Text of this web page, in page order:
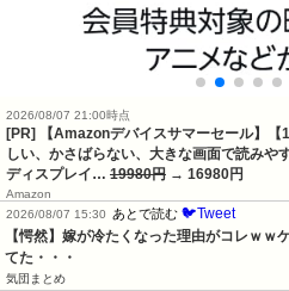
2026/08/07 21:00時点
[PR] 【Amazonデバイスサマーセール】
しい、かさばらない、大きな画面で読みや
ディスプレイ… 19980円 → 16980円
Amazon
2026/08/07 15:30
あとで読む 🐦Tweet
【愕然】嫁が冷たくなった理由がコレｗ
てた・・・
気団まとめ